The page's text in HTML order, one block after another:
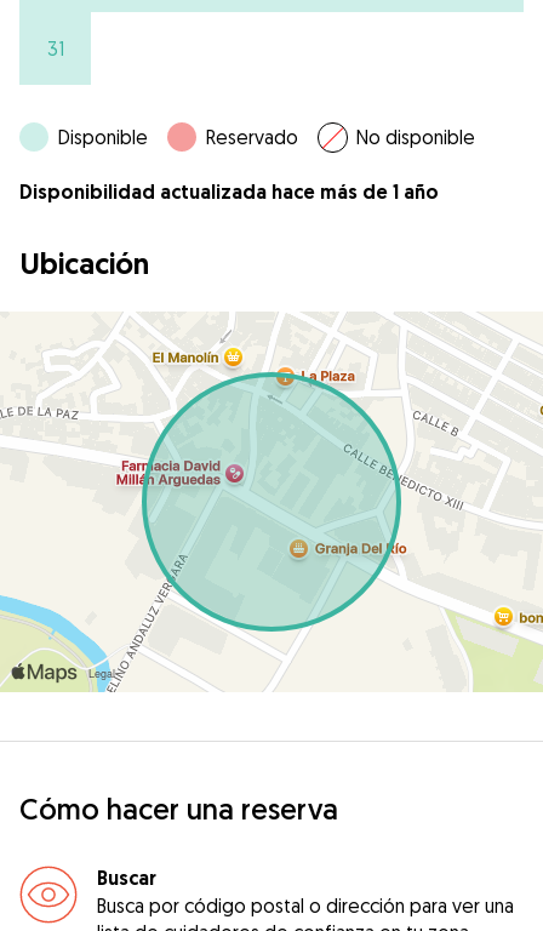
31
Disponible Reservado No disponible
Disponibilidad actualizada hace más de 1 año
Ubicación
Cómo hacer una reserva
Buscar
Busca por código postal o dirección para ver una